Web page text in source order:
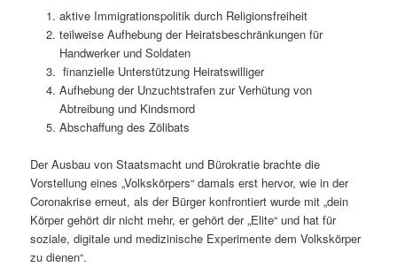
aktive Immigrationspolitik durch Religionsfreiheit
teilweise Aufhebung der Heiratsbeschränkungen für
Handwerker und Soldaten
finanzielle Unterstützung Heiratswilliger
Aufhebung der Unzuchtstrafen zur Verhütung von
Abtreibung und Kindsmord
Abschaffung des Zölibats
Der Ausbau von Staatsmacht und Bürokratie brachte die
Vorstellung eines „Volkskörpers“ damals erst hervor, wie in der
Coronakrise erneut, als der Bürger konfrontiert wurde mit „dein
Körper gehört dir nicht mehr, er gehört der „Elite“ und hat für
soziale, digitale und medizinische Experimente dem Volkskörper
zu dienen“.